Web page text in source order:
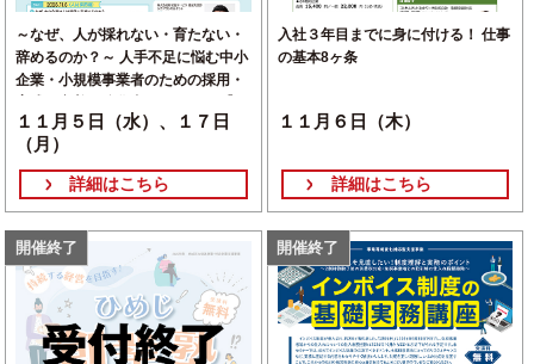
～なぜ、人が採れない・育たない・
辞めるのか？～ 人手不足に悩む中小
企業・小規模事業者のための採用・
０２５年度伴走型小規模事業者支援
推進事業】
１１月５日（水）、１７日
（月）
詳細はこちら
入社３年目までに身に付ける！ 仕事
の基本8ヶ条
１１月６日（木）
詳細はこちら
開催終了 開催終了